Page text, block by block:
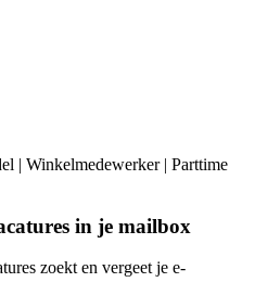
| Winkelmedewerker | Parttime
in je mailbox
zoekt en vergeet je e-